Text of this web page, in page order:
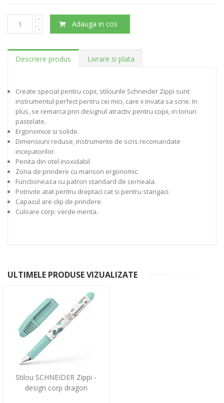
Adauga in cos
Descriere produs Livrare si plata
Create special pentru copii, stilourile Schneider Zippi sunt
instrumentul perfect pentru cei mici, care ii invata sa scrie. In
plus, se remarca prin designul atractiv pentru copii, in tonuri
pastelate.
Ergonomice si solide.
Dimensiuni reduse, instrumente de scris recomandate
incepatorilor.
Penita din otel inoxidabil.
Zona de prindere cu manson ergonomic.
Functioneaza cu patron standard de cerneala.
Potrivite atat pentru dreptaci cat si pentru stangaci.
Capacul are clip de prindere.
Culoare corp: verde menta.
ULTIMELE PRODUSE VIZUALIZATE
Stilou SCHNEIDER Zippi -
design corp dragon